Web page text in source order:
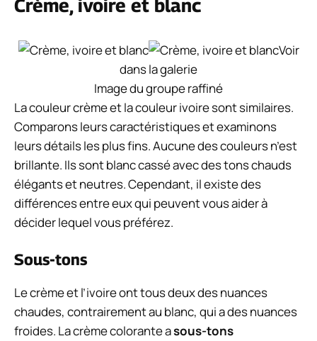
Crème, ivoire et blanc
Voir
dans la galerie
Image du groupe raffiné
La couleur crème et la couleur ivoire sont similaires.
Comparons leurs caractéristiques et examinons
leurs détails les plus fins. Aucune des couleurs n’est
brillante. Ils sont blanc cassé avec des tons chauds
élégants et neutres. Cependant, il existe des
différences entre eux qui peuvent vous aider à
décider lequel vous préférez.
Sous-tons
Le crème et l’ivoire ont tous deux des nuances
chaudes, contrairement au blanc, qui a des nuances
froides. La crème colorante asous-tons